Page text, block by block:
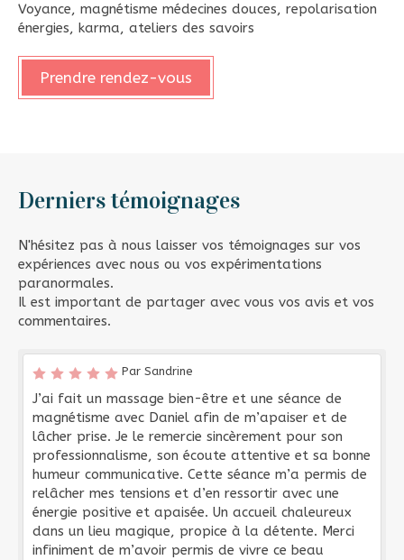
Voyance, magnétisme médecines douces, repolarisation
énergies, karma, ateliers des savoirs
Prendre rendez-vous
Derniers témoignages
N'hésitez pas à nous laisser vos témoignages sur vos
expériences avec nous ou vos expérimentations
paranormales.
Il est important de partager avec vous vos avis et vos
commentaires.
Par Sandrine
J’ai fait un massage bien-être et une séance de
magnétisme avec Daniel afin de m’apaiser et de
lâcher prise. Je le remercie sincèrement pour son
professionnalisme, son écoute attentive et sa bonne
humeur communicative. Cette séance m’a permis de
relâcher mes tensions et d’en ressortir avec une
énergie positive et apaisée. Un accueil chaleureux
dans un lieu magique, propice à la détente. Merci
infiniment de m’avoir permis de vivre ce beau